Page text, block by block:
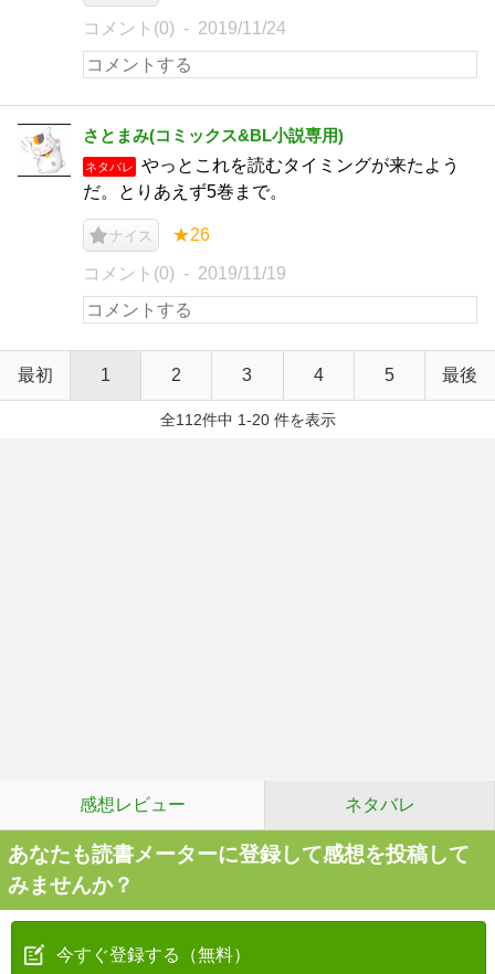
コメント(0) 2019/11/24
さとまみ(コミックス&BL小説専用)
ネタバレ
やっとこれを読むタイミングが来たよう
だ。とりあえず5巻まで。
ナイス ★26
コメント(0) 2019/11/19
最初 1 2 3 4 5 最後
全112件中 1-20 件を表示
感想レビュー ネタバレ
あなたも読書メーターに登録して感想を投稿して
みませんか？
今すぐ登録する（無料）